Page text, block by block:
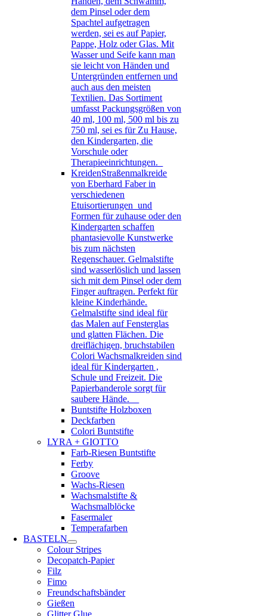
dem Pinsel oder dem
Spachtel aufgetragen
werden, sei es auf Papier,
Pappe, Holz oder Glas. Mit
Wasser und Seife kann man
sie leicht von Händen und
Untergründen entfernen und
auch aus den meisten
Textilien. Das Sortiment
umfasst Packungsgrößen von
40 ml, 100 ml, 500 ml bis zu
750 ml, sei es für Zu Hause,
den Kindergarten, die
Vorschule oder
Therapieeinrichtungen.
KreidenStraßenmalkreide
von Eberhard Faber in
verschiedenen
Etuisortierungen und
Formen für zuhause oder den
Kindergarten schaffen
phantasievolle Kunstwerke
bis zum nächsten
Regenschauer. Gelmalstifte
sind wasserlöslich und lassen
sich mit dem Pinsel oder dem
Finger auftragen. Perfekt für
kleine Kinderhände.
Gelmalstifte sind ideal für
das Malen auf Fensterglas
und glatten Flächen. Die
dreiflächigen, bruchstabilen
Colori Wachsmalkreiden sind
ideal für Kindergarten ,
Schule und Freizeit. Die
Papierbanderole sorgt für
saubere Hände.
Buntstifte Holzboxen
Deckfarben
Colori Buntstifte
LYRA + GIOTTO
Farb-Riesen Buntstifte
Ferby
Groove
Wachs-Riesen
Wachsmalstifte &
Wachsmalblöcke
Fasermaler
Temperafarben
BASTELN
Colour Stripes
Decopatch-Papier
Filz
Fimo
Freundschaftsbänder
Gießen
Glitter Glue